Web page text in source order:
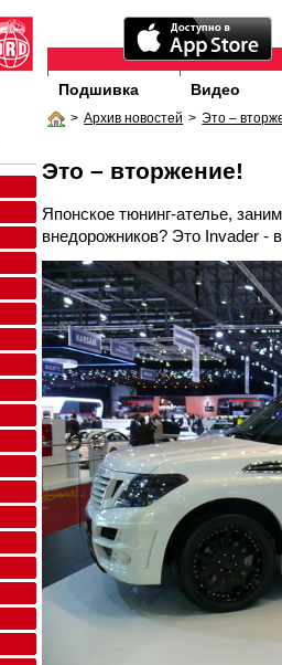
Подшивка Видео
> Архив новостей > Это –
Это – вторжение!
Японское тюнинг-ателье,
внедорожников? Это Invader -